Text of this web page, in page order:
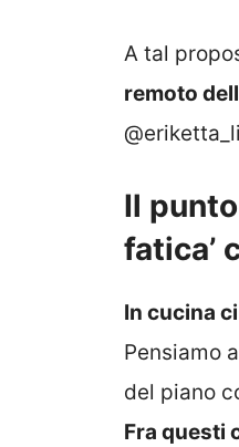
A tal
remoto
Il
fatica’
In cucina
Pensiamo
del piano
Fra questi